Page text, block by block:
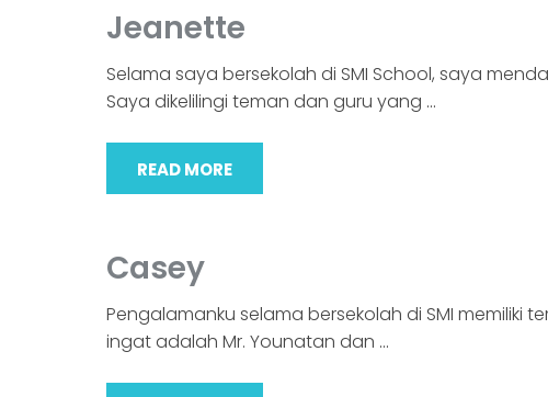
Jeanette
Selama saya bersekolah di SMI School, saya
Saya dikelilingi teman dan guru yang …
READ MORE
Casey
Pengalamanku selama bersekolah di SMI
ingat adalah Mr. Younatan dan …